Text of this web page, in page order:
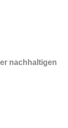
nachhaltigen